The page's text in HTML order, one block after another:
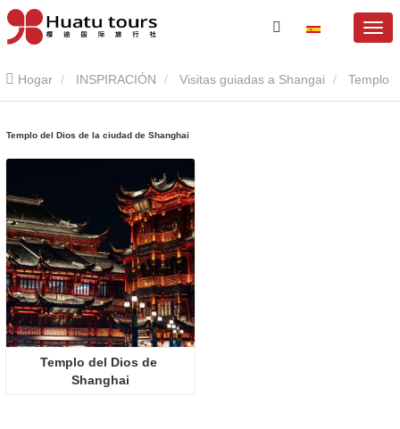
Hogar INSPIRACIÓN Visitas guiadas a Shangai
Templo del Dios de la ciudad de Shanghai
Templo del Dios de
Shanghai